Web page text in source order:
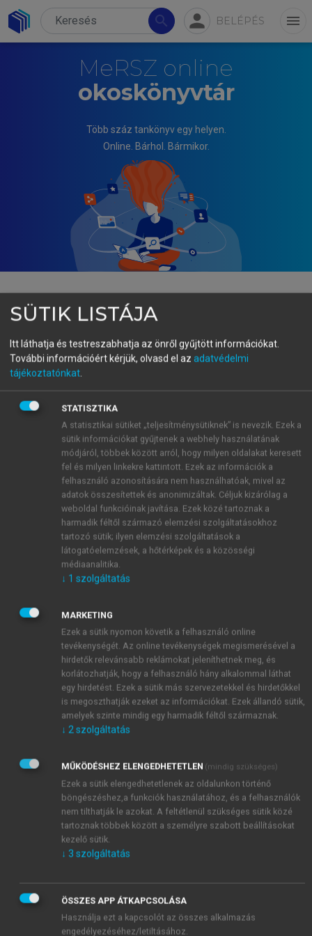
search person BELÉPÉS menu
MeRSZ online
okoskönyvtár
Több száz tankönyv egy helyen.
Online. Bárhol. Bármikor.
MIHÁLYI PÉTER
Privatizáció és államosítás
Magyarországon IV.
Mellékletek
OLVASÁS
Sugár András (1946)
Diplomáját 1969-ben a BME villamosmérnöki karán
szerezte. 1969-től 1974-ig azElektromechanikai
nál, mint TV- és URH adó fejlesztőmérnök
dolgozott, majd 1974-80 között a Külkereskedelmi
Minisztérium kereskedelemfejlesztési főosztályának
munkatársa. 1980-85-között a New York-i
Kereskedelmi Kirendeltség kereskedelmi tanácsos-
helyettese. 1985-88 között az Intercooperation Rt
vezérigazgató-helyettesi posztját töltötte be. 1988-tól
1991-ig a Rt. kereskedelmi igazgatója,
vezérigazgató-helyettese. 1991-től a Westel
Rádiótelefon vezérigazgatója, 1993-tól pedig a
Westel Mobil Távközlési Rt vezérigazgatója. 2005-
ben – mindenki meglepetésére – Sugárt a német
tulajdonosok felmentették pozíciójából.
Társadalmi szerepvállalása: 1994-99 a Joint
Venture Szövetség elnöke, 1996-2000 a Magyar
Business Leaders Forum elnöke, 2000-től
tiszteletbeli elnöke, 1999-2001-ig az Amerikai
Kereskedelmi Kamara elnöke, 1999-2002-ig az ICC
Magyar Tagozatának alelnöke, 2002-től az FTC
társelnöke, Infokom elnöke, Magyar Gyáriparosok
Országos Szövetségének elnökségi tagja, Budapesti
Műszaki Egyetem Szenátusának tagja, Magyar
SÜTIK LISTÁJA
Itt láthatja és testreszabhatja az önről gyűjtött információkat.
További információért kérjük, olvasd el az adatvédelmi
tájékoztatónkat
STATISZTIKA
A statisztikai sütiket „teljesítménysütiknek” is nevezik. Ezek a
sütik információkat gyűjtenek a webhely használatának
módjáról, többek között arról, hogy milyen oldalakat keresett
fel és milyen linkekre kattintott. Ezek az információk a
felhasználó azonosítására nem használhatóak, mivel az
adatok összesítettek és anonimizáltak. Céljuk kizárólag a
weboldal funkcióinak javítása. Ezek közé tartoznak a
harmadik féltől származó elemzési szolgáltatásokhoz
tartozó sütik; ilyen elemzési szolgáltatások a
látogatóelemzések, a hőtérképek és a közösségi
médiaanalitika.
↓ 1 szolgáltatás
MARKETING
Ezek a sütik nyomon követik a felhasználó online
tevékenységét. Az online tevékenységek megismerésével a
hirdetők relevánsabb reklámokat jeleníthetnek meg, és
korlátozhatják, hogy a felhasználó hány alkalommal láthat
egy hirdetést. Ezek a sütik más szervezetekkel és hirdetőkkel
is megoszthatják ezeket az információkat. Ezek állandó sütik,
amelyek szinte mindig egy harmadik féltől származnak.
↓ 2 szolgáltatás
MŰKÖDÉSHEZ ELENGEDHETETLEN (mindig szükséges)
Ezek a sütik elengedhetetlenek az oldalunkon történő
böngészéshez,a funkciók használatához, és a felhasználók
nem tilthatják le azokat. A feltétlenül szükséges sütik közé
tartoznak többek között a személyre szabott beállításokat
kezelő sütik.
↓ 3 szolgáltatás
ÖSSZES APP ÁTKAPCSOLÁSA
Használja ezt a kapcsolót az összes alkalmazás
engedélyezéséhez/letiltásához.